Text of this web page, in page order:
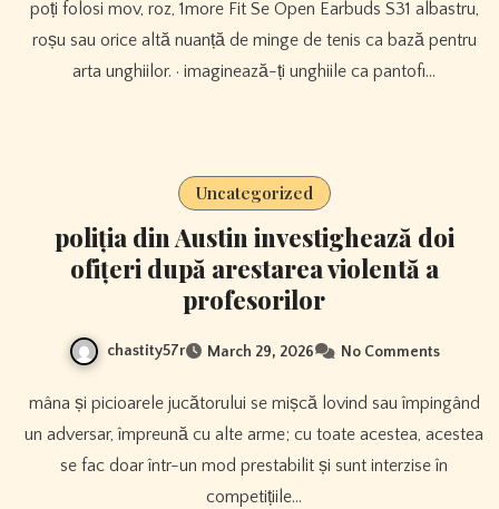
poți folosi mov, roz, 1more Fit Se Open Earbuds S31 albastru,
roșu sau orice altă nuanță de minge de tenis ca bază pentru
arta unghiilor. · imaginează-ți unghiile ca pantofi…
Uncategorized
poliția din Austin investighează doi
ofițeri după arestarea violentă a
profesorilor
chastity57r March 29, 2026 No Comments
mâna și picioarele jucătorului se mișcă lovind sau împingând
un adversar, împreună cu alte arme; cu toate acestea, acestea
se fac doar într-un mod prestabilit și sunt interzise în
competițiile…